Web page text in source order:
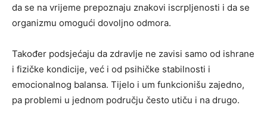
da se na vrijeme prepoznaju znakovi iscrpljenosti i da se
organizmu omogući dovoljno odmora.
Također podsjećaju da zdravlje ne zavisi samo od ishrane
i fizičke kondicije, već i od psihičke stabilnosti i
emocionalnog balansa. Tijelo i um funkcionišu zajedno,
pa problemi u jednom području često utiču i na drugo.